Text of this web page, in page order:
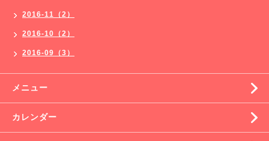
2016-11（2）
2016-10（2）
2016-09（3）
メニュー
カレンダー